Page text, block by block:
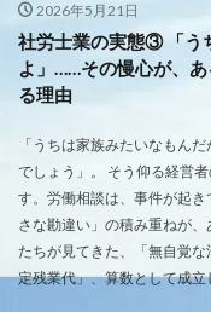
2026年5月21日
社労士業の実態③ 「う
よ」……その慢心が、
る理由
「うちは家族みたいなもん
でしょう」。 そう仰る経営
す。労働相談は、事件が起
さな勘違い」の積み重ねが
たちが見てきた、「無自覚
定残業代」、算数として成